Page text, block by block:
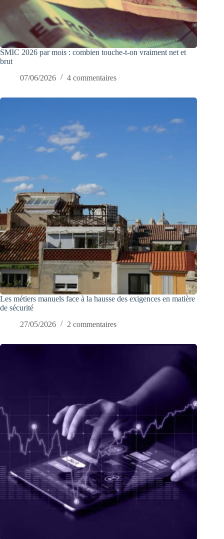
SMIC 2026 par mois : combien touche-t-on vraiment net et
brut
07/06/2026
4 commentaires
Les métiers manuels face à la hausse des exigences en matière
de sécurité
27/05/2026
2 commentaires